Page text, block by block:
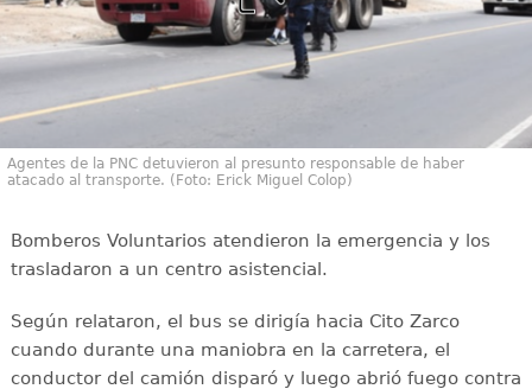
Agentes de la PNC detuvieron al presunto responsable de haber
atacado al transporte. (Foto: Erick Miguel Colop)
Bomberos Voluntarios atendieron la emergencia y los
trasladaron a un centro asistencial.
Según relataron, el bus se dirigía hacia Cito Zarco
cuando durante una maniobra en la carretera, el
conductor del camión disparó y luego abrió fuego contra